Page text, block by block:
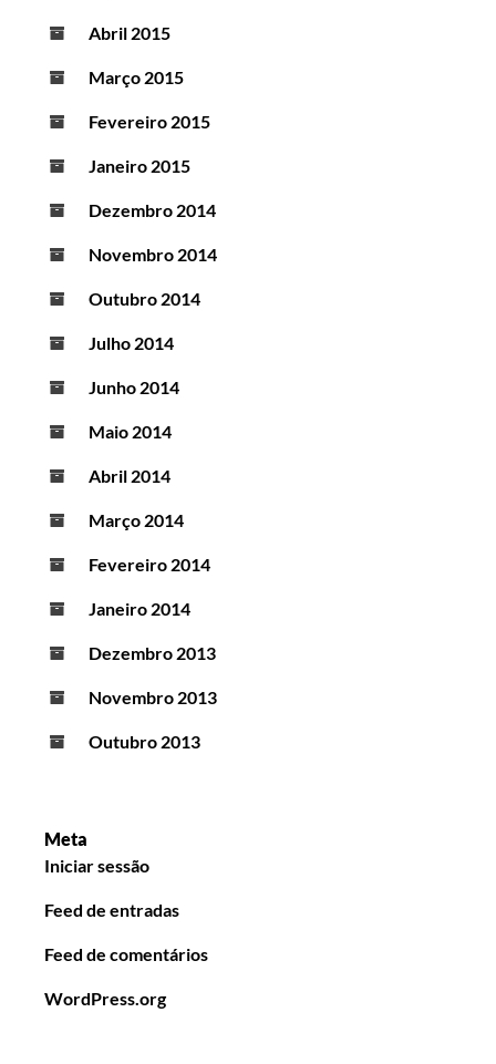
Abril 2015
Março 2015
Fevereiro 2015
Janeiro 2015
Dezembro 2014
Novembro 2014
Outubro 2014
Julho 2014
Junho 2014
Maio 2014
Abril 2014
Março 2014
Fevereiro 2014
Janeiro 2014
Dezembro 2013
Novembro 2013
Outubro 2013
Meta
Iniciar sessão
Feed de entradas
Feed de comentários
WordPress.org